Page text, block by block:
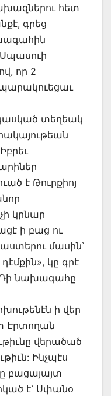
հետ
գրեց
որ 2
տեղեակ
է Թուրքիոյ
կրնար
ի բաց ու
մասին՝
կը գրէ
նախագահը
ի վեր
Էրտողան
վերածած
Ինչպէս
բացայայտ
է՝ Սփանօ